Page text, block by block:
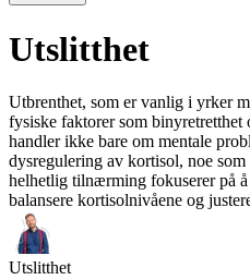
Utslitthet
Utbrenthet, som er vanlig i yrker
fysiske faktorer som
handler ikke bare om mentale
dysregulering av kortisol, noe
helhetlig tilnærming fokuserer på
balansere kortisolnivåene og
Utslitthet